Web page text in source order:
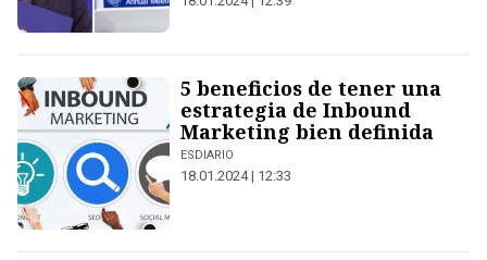
5 beneficios de tener una
estrategia de Inbound
Marketing bien definida
ESDIARIO
18.01.2024 | 12:33